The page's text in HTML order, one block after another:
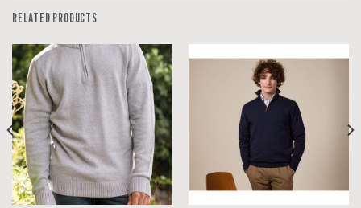
RELATED PRODUCTS